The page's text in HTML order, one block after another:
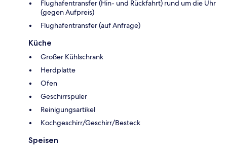
Flughafentransfer (Hin- und Rückfahrt) rund um die Uhr
(gegen Aufpreis)
Flughafentransfer (auf Anfrage)
Küche
Großer Kühlschrank
Herdplatte
Ofen
Geschirrspüler
Reinigungsartikel
Kochgeschirr/Geschirr/Besteck
Speisen